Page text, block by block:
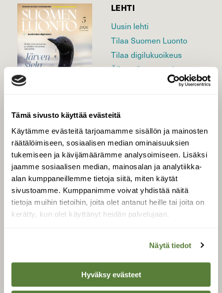
Tämä sivusto käyttää evästeitä
Käytämme evästeitä tarjoamamme sisällön ja mainosten
räätälöimiseen, sosiaalisen median ominaisuuksien
tukemiseen ja kävijämäärämme analysoimiseen. Lisäksi
jaamme sosiaalisen median, mainosalan ja analytiikka-
alan kumppaneillemme tietoja siitä, miten käytät
sivustoamme. Kumppanimme voivat yhdistää näitä
tietoja muihin tietoihin, joita olet antanut heille tai joita on
kerätty, kun olet käyttänyt heidän palvelujaan.
Näytä tiedot
Hyväksy evästeet
LEHTI
Uusin lehti
Tilaa Suomen Luonto
Tilaa digilukuoikeus
Äänestä parasta juttua
SUOMEN LUONNON­
SUOJELU­LIITTO
Suomen Luonto -lehden
kustantaja onSuomen
luonnonsuojelu­liitto